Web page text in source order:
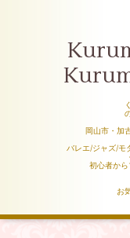
岡山市・加
バレエ/ジャズ/モ
初心者か
お